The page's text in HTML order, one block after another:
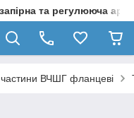
та регулююча
ВЧШГ фланцеві